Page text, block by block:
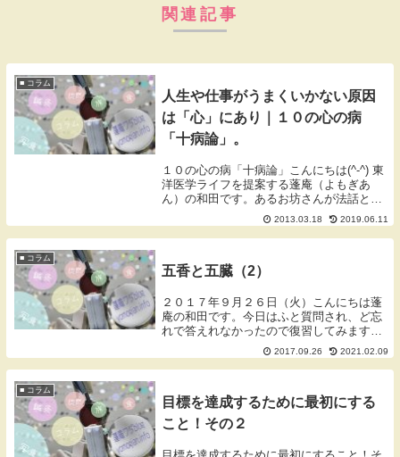
関連記事
■ コラム
人生や仕事がうまくいかない原因
は「心」にあり｜１０の心の病
「十病論」。
１０の心の病「十病論」こんにちは(^-^) 東
洋医学ライフを提案する蓬庵（よもぎあ
ん）の和田です。あるお坊さんが法話とし
てブログに紹介されていて、興味深かった
ので紹介します(^^)虚堂智愚和尚「十病
論」 人生や仕事がうまくいかない時に陥る
2013.03.18 2019.06.11
■ コラム
五香と五臓（2）
２０１７年９月２６日（火）こんにちは蓬
庵の和田です。今日はふと質問され、ど忘
れで答えれなかったので復習してみます。
五臓（肝、心、脾、肺、腎）には、それど
れにおいが配当されており五香といいま
す。体臭や口臭、体からの分泌物や排出物
2017.09.26 2021.02.09
■ コラム
目標を達成するために最初にする
こと！その２